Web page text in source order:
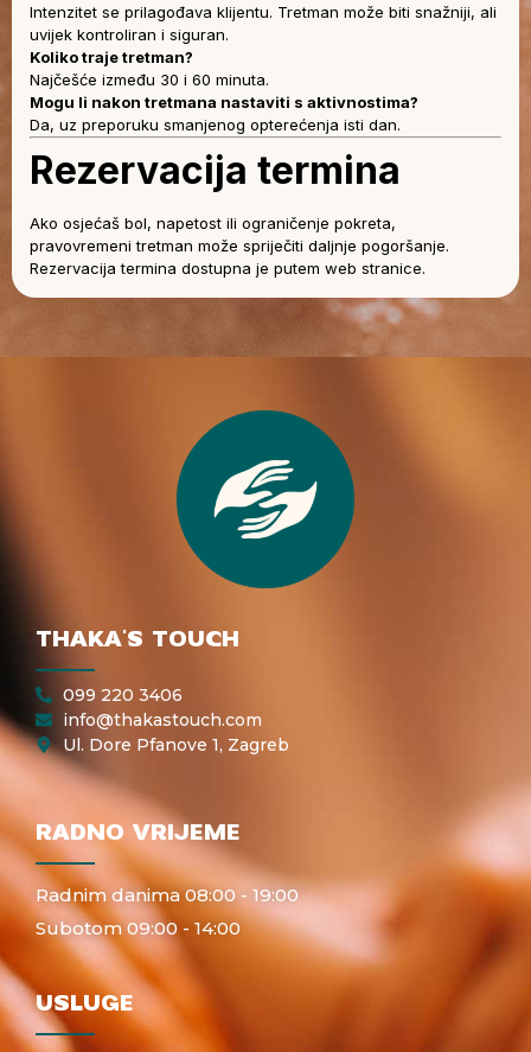
Intenzitet se prilagođava klijentu. Tretman može biti snažniji, ali
uvijek kontroliran i siguran.
Koliko traje tretman?
Najčešće između 30 i 60 minuta.
Mogu li nakon tretmana nastaviti s aktivnostima?
Da, uz preporuku smanjenog opterećenja isti dan.
Rezervacija termina
Ako osjećaš bol, napetost ili ograničenje pokreta,
pravovremeni tretman može spriječiti daljnje pogoršanje.
Rezervacija termina dostupna je putem web stranice.
THAKA'S TOUCH
099 220 3406
info@thakastouch.com
Ul. Dore Pfanove 1, Zagreb
RADNO VRIJEME
Radnim danima 08:00 - 19:00
Subotom 09:00 - 14:00
USLUGE